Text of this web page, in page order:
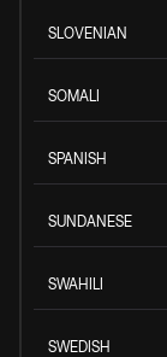
SLOVENIAN
SOMALI
SPANISH
SUNDANESE
SWAHILI
SWEDISH